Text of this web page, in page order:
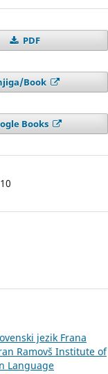
PDF
Book
Books
jezik Frana
Ramovš Institute of
Language